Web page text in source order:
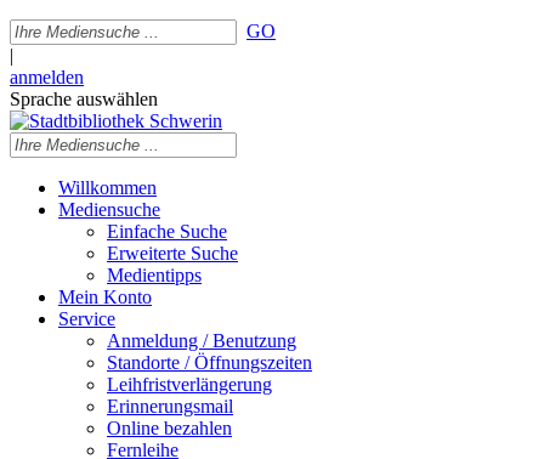
GO
|
anmelden
Sprache auswählen
Willkommen
Mediensuche
Einfache Suche
Erweiterte Suche
Medientipps
Mein Konto
Service
Anmeldung / Benutzung
Standorte / Öffnungszeiten
Leihfristverlängerung
Erinnerungsmail
Online bezahlen
Fernleihe